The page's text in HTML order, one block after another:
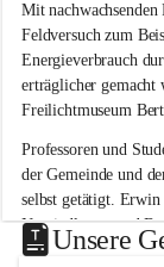
a
m
S
e
e
Mit
Feldversuch zum
Energieverbrauch
erträglicher gemacht
Freilichtmuseum
Professoren und
der Gemeinde und
selbst getätigt. Erwin
Neusiedlersee und
hofft auf baldige
Unsere